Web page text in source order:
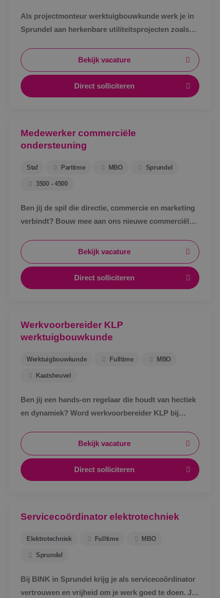
Als projectmonteur werktuigbouwkunde werk je in
Sprundel aan herkenbare utiliteitsprojecten zoals
zichtbaar resultaat en korte lijnen.
Bekijk vacature
Direct solliciteren
Medewerker commerciële
ondersteuning
Staf Parttime MBO Sprundel
3500 - 4500
Ben jij de spil die directie, commercie en marketing
verbindt? Bouw mee aan ons nieuwe commerciële
BINK.&nbsp;
Bekijk vacature
Direct solliciteren
Werkvoorbereider KLP
werktuigbouwkunde
Werktuigbouwkunde Fulltime MBO
Kaatsheuvel
Ben jij een hands-on regelaar die houdt van hectiek
en dynamiek? Word werkvoorbereider KLP bij
Bekijk vacature
Direct solliciteren
Servicecoördinator elektrotechniek
Elektrotechniek Fulltime MBO
Sprundel
Bij BINK in Sprundel krijg je als servicecoördinator
vertrouwen en vrijheid om je werk goed te doen. Je